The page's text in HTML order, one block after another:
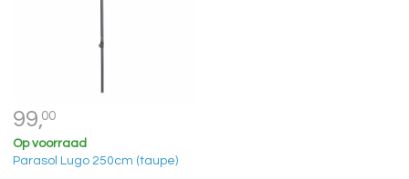
99,00
Op voorraad
Parasol Lugo 250cm (taupe)